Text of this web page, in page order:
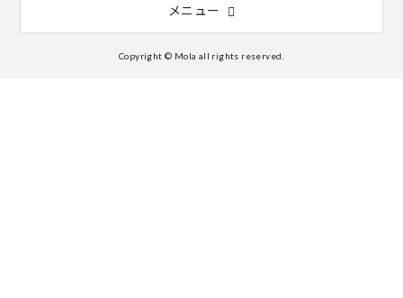
メニュー
Copyright © Mola all rights reserved.